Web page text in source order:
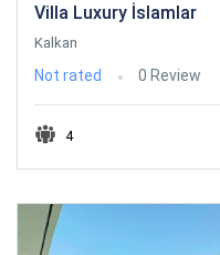
Villa Luxury İslamlar
Kalkan
Not rated 0 Review
4